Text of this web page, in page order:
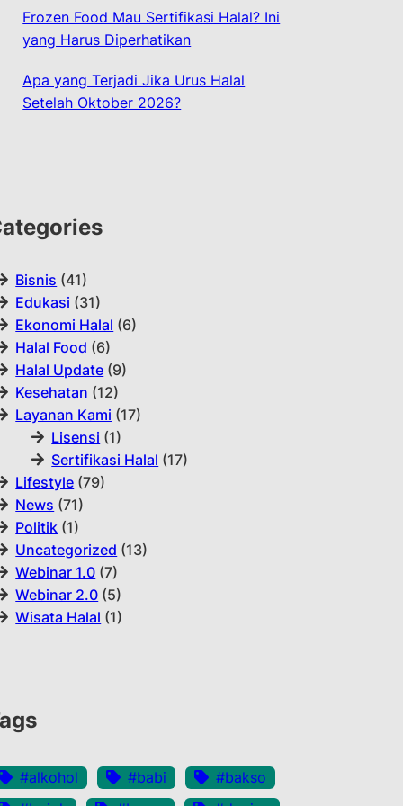
Frozen Food Mau Sertifikasi Halal? Ini
yang Harus Diperhatikan
Apa yang Terjadi Jika Urus Halal
Setelah Oktober 2026?
Bisnis (41)
Edukasi (31)
Ekonomi Halal (6)
Halal Food (6)
Halal Update (9)
Kesehatan (12)
Layanan Kami (17)
Lisensi (1)
Sertifikasi Halal (17)
Lifestyle (79)
News (71)
Politik (1)
Uncategorized (13)
Webinar 1.0 (7)
Webinar 2.0 (5)
Wisata Halal (1)
#alkohol #babi
#bakso